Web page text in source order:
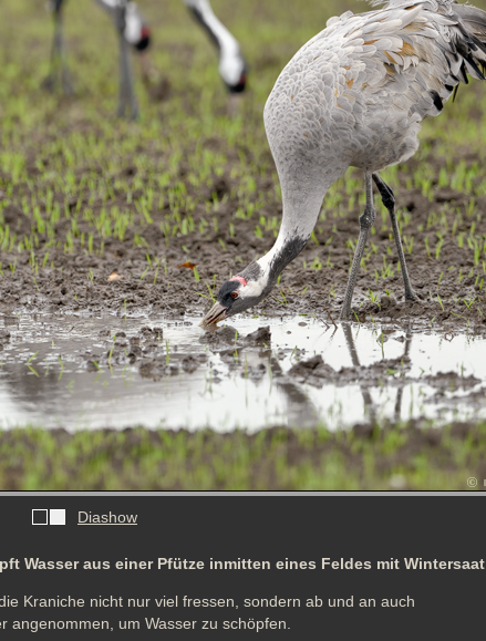
Diashow
Wasser aus einer Pfütze inmitten eines Feldes mit Wintersaat
Kraniche nicht nur viel fressen, sondern ab und an auch
um Wasser zu schöpfen.